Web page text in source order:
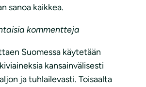
sanoa kaikkea.
kommentteja
Suomessa käytetään
kansainvälisesti
ja tuhlailevasti. Toisaalta